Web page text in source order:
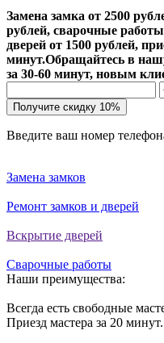
Замена замка от 2500
рублей, сварочные
дверей от 1500 рублей,
минут.Обращайтесь в
за 30-60 минут, новым
Получите скидку 10%
Введите ваш номер
Замена замков
Ремонт замков и дверей
Вскрытие дверей
Сварочные работы
Наши преимущества:
Всегда есть свободные
Приезд мастера за 20 минут.